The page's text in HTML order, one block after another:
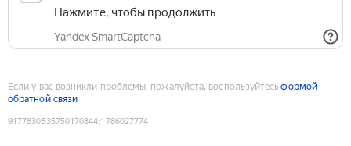
Нажмите, чтобы продолжить
Yandex SmartCaptcha
Если у вас возникли проблемы, пожалуйста, воспользуйтесьформой
обратной связи
9177830535750170844:1786027774